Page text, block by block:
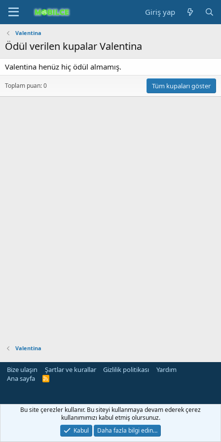
Giriş yap
Valentina
Ödül verilen kupalar Valentina
Valentina henüz hiç ödül almamış.
Toplam puan: 0 Tüm kupaları göster
Valentina
Bize ulaşın Şartlar ve kurallar Gizlilik politikası
Yardım
Ana sayfa
R
Bu site çerezler kullanır. Bu siteyi kullanmaya devam ederek çerez
kullanımımızı kabul etmiş olursunuz.
Kabul
Daha fazla bilgi edin…